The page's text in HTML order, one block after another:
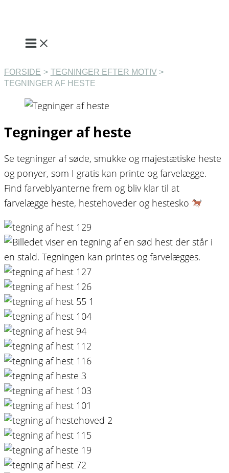
indholdet
FORSIDE
TEGNINGER EFTER MOTIV
TEGNINGER AF HESTE
Tegninger af heste
Se tegninger af søde, smukke og majestætiske heste
og ponyer, som I gratis kan printe og farvelægge.
Find farveblyanterne frem og bliv klar til at
farvelægge heste, hestehoveder og hestesko